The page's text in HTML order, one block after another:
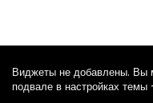
Виджеты не добавлены. Вы
подвале в настройках